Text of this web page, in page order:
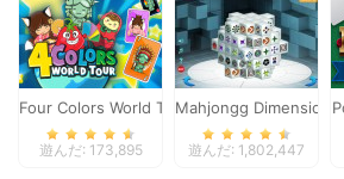
Four Colors World Tour
遊んだ: 173,895
Mahjongg Dimensions
遊んだ: 1,802,447